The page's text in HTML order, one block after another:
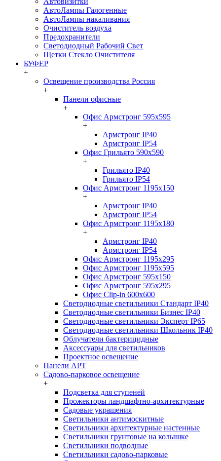
АвтоЛампы Галогенные
АвтоЛампы накаливания
Очиститель воздуха
Предохранители
Светодиодный Рабочий Свет
Щетки Стекло Очистителя
БУФЕР
+
Освещение производства Россия
+
Панели офисные
+
Офис Армстронг 595x595
+
Армстронг IP40
Армстронг IP54
Офис Грильято 590x590
+
Грильято IP40
Грильято IP54
Офис Армстронг 1195x150
+
Армстронг IP40
Армстронг IP54
Офис Армстронг 1195x180
+
Армстронг IP40
Армстронг IP54
Офис Армстронг 1195x295
Офис Армстронг 1195x595
Офис Армстронг 595x150
Офис Армстронг 595x295
Офис Clip-in 600x600
Светодиодные светильники Стандарт IP40
Светодиодные светильники Бизнес IP40
Светодиодные светильники Эксперт IP65
Светодиодные светильники Школьник IP40
Облучатели бактерицидные
Аксессуары для светильников
Проектное освещение
Панели АРТ
Садово-парковое освещение
+
Подсветка для ступеней
Прожекторы ландшафтно-архитектурные
Садовые украшения
Светильники антимоскитные
Светильники архитектурные настенные
Светильники грунтовые на колышке
Светильники подводные
Светильники садово-парковые